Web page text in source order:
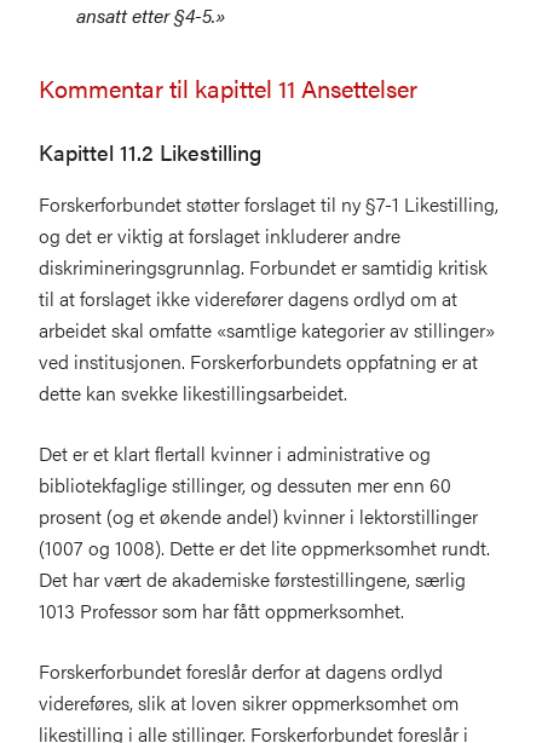
ansatt etter §4-5.»
Kommentar til kapittel 11 Ansettelser
Kapittel 11.2 Likestilling
Forskerforbundet støtter forslaget til ny §7-1 Likestilling,
og det er viktig at forslaget inkluderer andre
diskrimineringsgrunnlag. Forbundet er samtidig kritisk
til at forslaget ikke viderefører dagens ordlyd om at
arbeidet skal omfatte «samtlige kategorier av stillinger»
ved institusjonen. Forskerforbundets oppfatning er at
dette kan svekke likestillingsarbeidet.
Det er et klart flertall kvinner i administrative og
bibliotekfaglige stillinger, og dessuten mer enn 60
prosent (og et økende andel) kvinner i lektorstillinger
(1007 og 1008). Dette er det lite oppmerksomhet rundt.
Det har vært de akademiske førstestillingene, særlig
1013 Professor som har fått oppmerksomhet.
Forskerforbundet foreslår derfor at dagens ordlyd
videreføres, slik at loven sikrer oppmerksomhet om
likestilling i alle stillinger. Forskerforbundet foreslår i